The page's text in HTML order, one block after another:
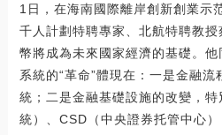
1日，在海南國際離岸創新創業示
千人計劃特聘專家、北航特聘教
幣將成為未來國家經濟的基礎。
系統的“革命”體現在：一是金融
統；二是金融基礎設施的改變，
統）、CSD（中央證券托管中心